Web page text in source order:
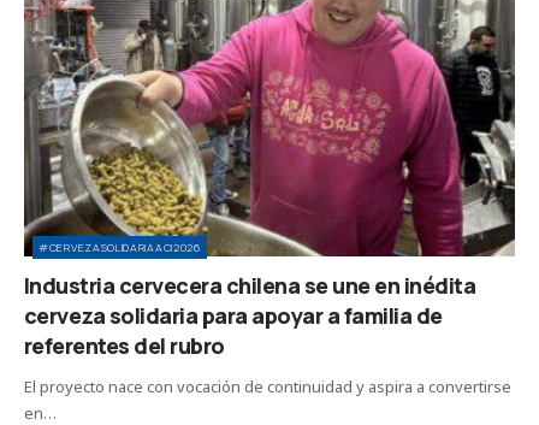
#CERVEZASOLIDARIAACI2026
Industria cervecera chilena se une en inédita
cerveza solidaria para apoyar a familia de
referentes del rubro
El proyecto nace con vocación de continuidad y aspira a convertirse
en…